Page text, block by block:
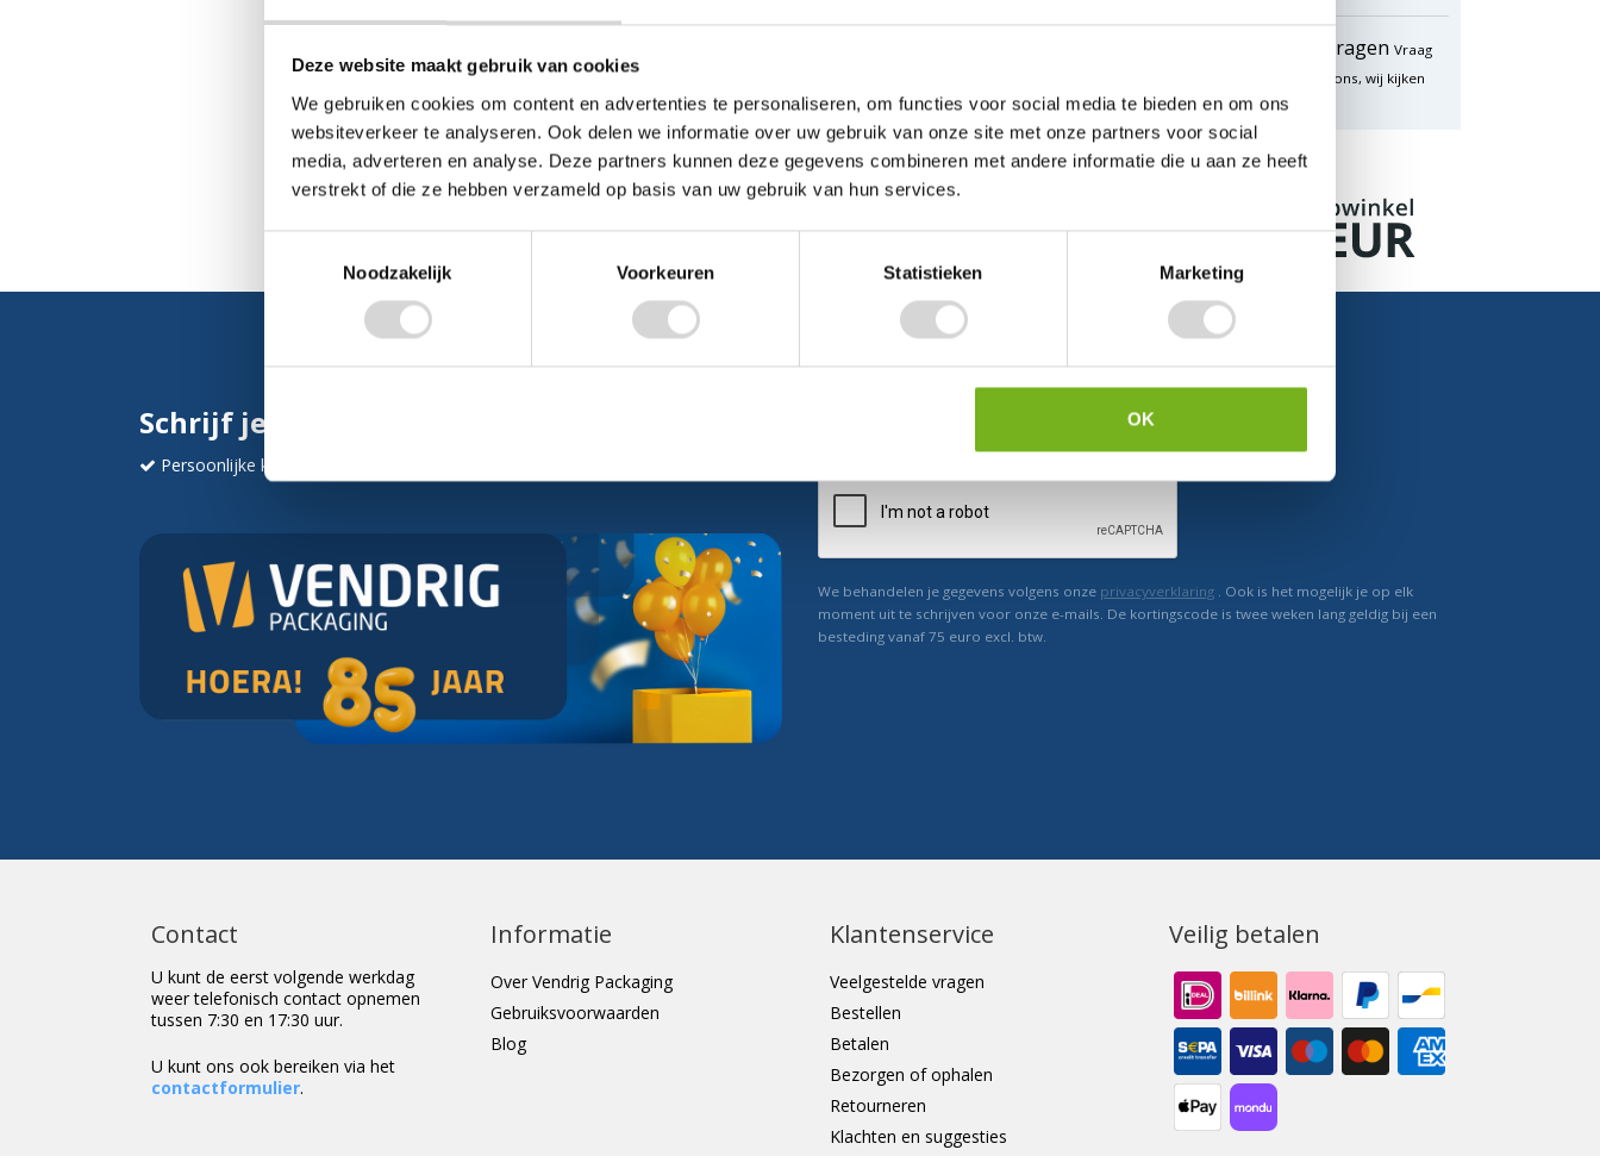
Deze website maakt gebruik van cookies
We gebruiken cookies om content en advertenties te personaliseren, om functies voor social media te bieden en om ons
websiteverkeer te analyseren. Ook delen we informatie over uw gebruik van onze site met onze partners voor social
media, adverteren en analyse. Deze partners kunnen deze gegevens combineren met andere informatie die u aan ze heeft
verstrekt of die ze hebben verzameld op basis van uw gebruik van hun services.
Noodzakelijk
Voorkeuren Statistieken Marketing
OK
Offerte aanvragen Vraag
een speciale prijs op bij ons, wij kijken
naar de mogelijkheden.
Schrijf je in en ontvang direct 5% korting
Persoonlijke korting
Ontvang direct korting
We behandelen je gegevens volgens onze privacyverklaring . Ook is het mogelijk je op elk
moment uit te schrijven voor onze e-mails. De kortingscode is twee weken lang geldig bij een
besteding vanaf 75 euro excl. btw.
Contact
U kunt de eerst volgende werkdag
weer telefonisch contact opnemen
tussen 7:30 en 17:30 uur.
U kunt ons ook bereiken via het
contactformulier.
Informatie
Over Vendrig Packaging
Gebruiksvoorwaarden
Blog
Klantenservice
Veelgestelde vragen
Bestellen
Betalen
Bezorgen of ophalen
Retourneren
Klachten en suggesties
Veilig betalen